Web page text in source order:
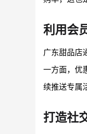
利用会
广东甜品店
一方面，优
续推送专属
打造社